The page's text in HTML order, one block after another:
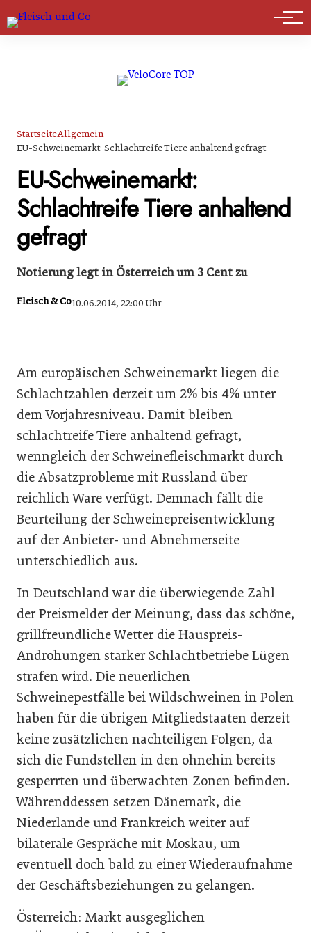
Marktführer
StartseiteAllgemein
EU-Schweinemarkt: Schlachtreife Tiere anhaltend gefragt
EU-Schweinemarkt:
Schlachtreife Tiere anhaltend
gefragt
Notierung legt in Österreich um 3 Cent zu
Fleisch & Co10.06.2014, 22:00 Uhr
Am europäischen Schweinemarkt liegen die
Schlachtzahlen derzeit um 2% bis 4% unter
dem Vorjahresniveau. Damit bleiben
schlachtreife Tiere anhaltend gefragt,
wenngleich der Schweinefleischmarkt durch
die Absatzprobleme mit Russland über
reichlich Ware verfügt. Demnach fällt die
Beurteilung der Schweinepreisentwicklung
auf der Anbieter- und Abnehmerseite
unterschiedlich aus.
In Deutschland war die überwiegende Zahl
der Preismelder der Meinung, dass das schöne,
grillfreundliche Wetter die Hauspreis-
Androhungen starker Schlachtbetriebe Lügen
strafen wird. Die neuerlichen
Schweinepestfälle bei Wildschweinen in Polen
haben für die übrigen Mitgliedstaaten derzeit
keine zusätzlichen nachteiligen Folgen, da
sich die Fundstellen in den ohnehin bereits
gesperrten und überwachten Zonen befinden.
Währenddessen setzen Dänemark, die
Niederlande und Frankreich weiter auf
bilaterale Gespräche mit Moskau, um
eventuell doch bald zu einer Wiederaufnahme
der Geschäftsbeziehungen zu gelangen.
Österreich: Markt ausgeglichen